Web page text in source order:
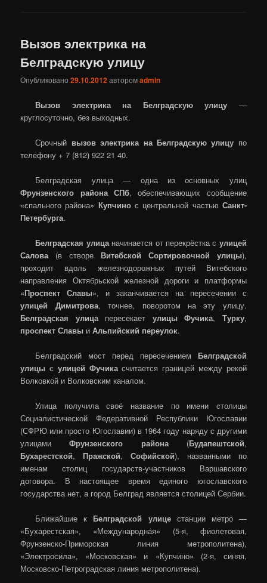
Вызов электрика на
Белградскую улицу
Опубликовано29.10.2012авторомadmin
Вызов электрика на Белградскую улицу —
круглосуточно, без выходных.
Срочный вызов электрика на Белградскую улицу по
телефону + 7 (812) 922 21 40.
Белградская улица — одна из основных улиц
Фрунзенского района СПб, обеспечивающих сообщение
«спального района» Купчинос центральной частью Санкт-
Петербурга.
Белградская улицаначинается от перекрёстка с улицей
Салова(в створе Витебской Сортировочной улицы),
проходит вдоль железнодорожных путей Витебского
направления Октябрьской железной дороги и платформы
«Проспект Славы», и заканчивается на пересечении с
улицей Димитрова, точнее, поворотом на эту улицу.
Белградская улицапересекает улицы Фучика, Турку,
проспект Славы иАльпийский переулок.
Белградский мост перед пересечением Белградской
улицы с улицей Фучикасчитается границей между рекой
Волковкой и Волковским каналом.
Улица получила своё название по имени столицы
Социалистической Федеративной Республики Югославии
(СФРЮ или просто Югославии) в 1964 году наряду с другими
улицамиФрунзенского района(Будапештской,
Бухарестской, Пражской,Софийской), названными по
именам столиц государств-участников Варшавского
договора. В настоящее время единого югославского
государства нет, а город Белград является столицей Сербии.
Ближайшие к Белградской улицестанции метро —
«Бухарестская», «Международная» (5-я, фиолетовая,
Фрунзенско-Приморская линия метрополитена),
«Электросила», «Московская» и «Купчино» (2-я, синяя,
Московско-Петроградская линия метрополитена).